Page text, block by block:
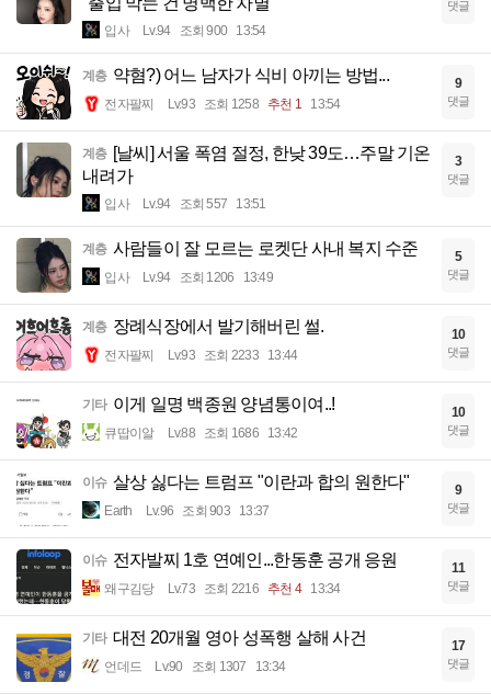
입사 Lv.94 조회 900 13:54
댓글
계층 약혐?) 어느 남자가 식비 아끼는 방법...
전자팔찌 Lv.93 조회 1258 추천 1 13:54
9
댓글
계층 [날씨] 서울 폭염 절정, 한낮 39도…주말 기온
내려가
입사 Lv.94 조회 557 13:51
3
댓글
계층 사람들이 잘 모르는 로켓단 사내 복지 수준
입사 Lv.94 조회 1206 13:49
5
댓글
계층 장례식장에서 발기해버린 썰.
전자팔찌 Lv.93 조회 2233 13:44
10
댓글
기타 이게 일명 백종원 양념통이여..!
큐땁이알 Lv.88 조회 1686 13:42
10
댓글
이슈 살상 싫다는 트럼프 "이란과 합의 원한다"
Earth Lv.96 조회 903 13:37
9
댓글
이슈 전자발찌 1호 연예인...한동훈 공개 응원
왜구김당 Lv.73 조회 2216 추천 4 13:34
11
댓글
기타 대전 20개월 영아 성폭행 살해 사건
언데드 Lv.90 조회 1307 13:34
17
댓글